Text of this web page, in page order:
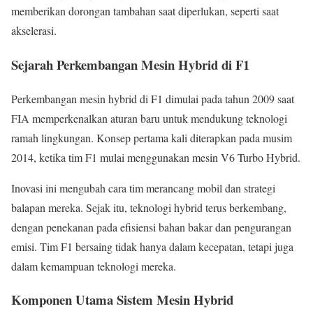
memberikan dorongan tambahan saat diperlukan, seperti saat
akselerasi.
Sejarah Perkembangan Mesin Hybrid di F1
Perkembangan mesin hybrid di F1 dimulai pada tahun 2009 saat
FIA memperkenalkan aturan baru untuk mendukung teknologi
ramah lingkungan. Konsep pertama kali diterapkan pada musim
2014, ketika tim F1 mulai menggunakan mesin V6 Turbo Hybrid.
Inovasi ini mengubah cara tim merancang mobil dan strategi
balapan mereka. Sejak itu, teknologi hybrid terus berkembang,
dengan penekanan pada efisiensi bahan bakar dan pengurangan
emisi. Tim F1 bersaing tidak hanya dalam kecepatan, tetapi juga
dalam kemampuan teknologi mereka.
Komponen Utama Sistem Mesin Hybrid